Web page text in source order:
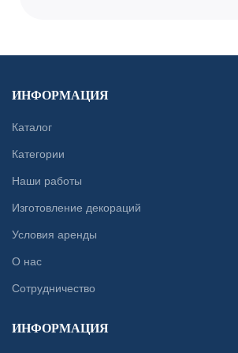
ИНФОРМАЦИЯ
Каталог
Категории
Наши работы
Изготовление декораций
Условия аренды
О нас
Сотрудничество
ИНФОРМАЦИЯ